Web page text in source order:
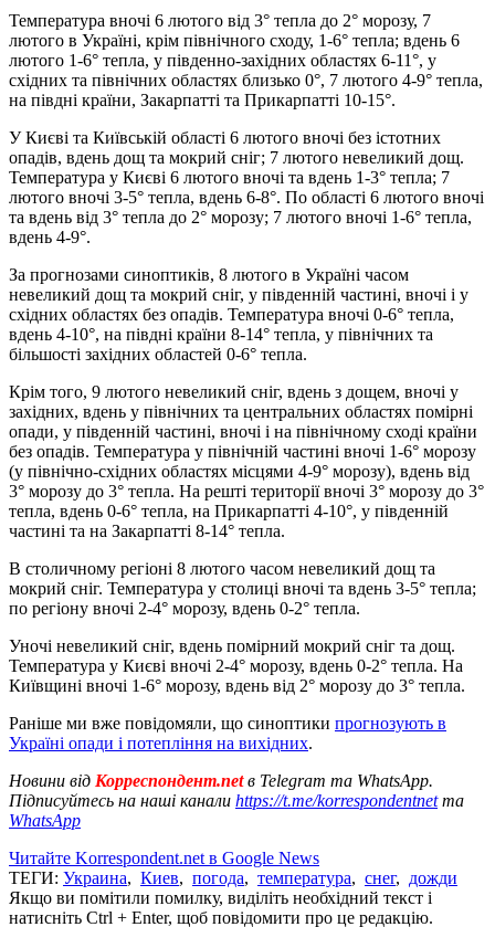
Температура вночі 6 лютого від 3° тепла до 2° морозу, 7
лютого в Україні, крім північного сходу, 1-6° тепла; вдень 6
лютого 1-6° тепла, у південно-західних областях 6-11°, у
східних та північних областях близько 0°, 7 лютого 4-9° тепла,
на півдні країни, Закарпатті та Прикарпатті 10-15°.
У Києві та Київській області 6 лютого вночі без істотних
опадів, вдень дощ та мокрий сніг; 7 лютого невеликий дощ.
Температура у Києві 6 лютого вночі та вдень 1-3° тепла; 7
лютого вночі 3-5° тепла, вдень 6-8°. По області 6 лютого вночі
та вдень від 3° тепла до 2° морозу; 7 лютого вночі 1-6° тепла,
вдень 4-9°.
За прогнозами синоптиків, 8 лютого в Україні часом
невеликий дощ та мокрий сніг, у південній частині, вночі і у
східних областях без опадів. Температура вночі 0-6° тепла,
вдень 4-10°, на півдні країни 8-14° тепла, у північних та
більшості західних областей 0-6° тепла.
Крім того, 9 лютого невеликий сніг, вдень з дощем, вночі у
західних, вдень у північних та центральних областях помірні
опади, у південній частині, вночі і на північному сході країни
без опадів. Температура у північній частині вночі 1-6° морозу
(у північно-східних областях місцями 4-9° морозу), вдень від
3° морозу до 3° тепла. На решті території вночі 3° морозу до 3°
тепла, вдень 0-6° тепла, на Прикарпатті 4-10°, у південній
частині та на Закарпатті 8-14° тепла.
В столичному регіоні 8 лютого часом невеликий дощ та
мокрий сніг. Температура у столиці вночі та вдень 3-5° тепла;
по регіону вночі 2-4° морозу, вдень 0-2° тепла.
Уночі невеликий сніг, вдень помірний мокрий сніг та дощ.
Температура у Києві вночі 2-4° морозу, вдень 0-2° тепла. На
Київщині вночі 1-6° морозу, вдень від 2° морозу до 3° тепла.
Раніше ми вже повідомяли, що синоптики прогнозують в
Україні опади і потепління на вихідних.
Новини від Корреспондент.netв Telegram та WhatsApp.
Підписуйтесь на наші канали https://t.me/korrespondentnetта
WhatsApp
Читайте Korrespondent.net в Google News
ТЕГИ: Украина, Киев, погода, температура, снег, дожди
Якщо ви помітили помилку, виділіть необхідний текст і
натисніть Ctrl + Enter, щоб повідомити про це редакцію.